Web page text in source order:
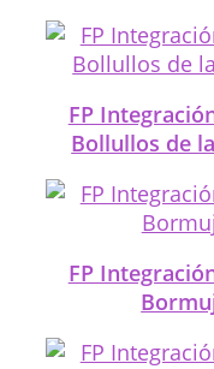
FP
Bollullos de
FP